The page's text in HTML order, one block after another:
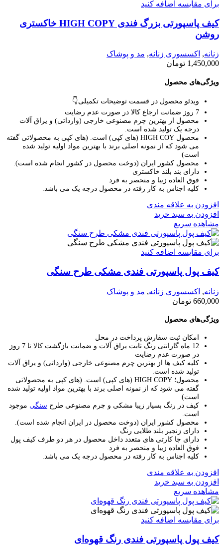
برای مقایسه اضافه کنید
کیف پاسپورتی بزرگ فندی HIGH COPY خاکستری
روشن
زنانه, اکسسوری زنانه, مد و پوشاک
1,450,000 تومان
ویژگی‌های محصول
ویدئو محصول در قسمت توضیحات تکمیلی👇
7 روز ضمانت ارجاع کالا در صورت عدم رضایت
محصول از بهترین چرم مصنوعی خارجی (وارداتی) و یراق آلات
درجه یک تولید شده است.
محصول HIGH COY (های کپی) است.
(های کپی به محصولاتی گفته
می شود که از نمونه اصلی برند با بهترین مواد اولیه تولید شده
است)
محصول کشور ایران (دوخت محصول در کشور انجام شده است).
دارای بند بلند خاکستری
فوق العاده زیبا و منحصر به فرد
کلیه اجناس به کار رفته در محصول درجه یک می باشد.
افزودن به علاقه مندی
افزودن به سبد خرید
مشاهده سریع
برای مقایسه اضافه کنید
کیف پول پاسپورتی فندی مشکی طرح سنگی
زنانه, اکسسوری زنانه, مد و پوشاک
660,000 تومان
ویژگی‌های محصول
امکان ثبت سفارش پرداخت در محل
12 ماه گارانتی رنگ ثابت یراق آلات و ضمانت بازگشت کالا تا 7 روز
در صورت عدم رضایت
کلیه کیف ها از بهترین چرم مصنوعی خارجی (وارداتی) و یراق آلات
تولید شده است.
محصول؛ HIGH COPY (های کپی) است.
(های کپی به محصولاتی
گفته می شود که از نمونه اصلی برند با بهترین مواد اولیه تولید شده
است)
کیف در رنگ بسیار زیبا مشکی و چرم مصنوعی طرح سنگی موجود
است.
محصول کشور ایران (دوخت محصول در ایران انجام شده است).
دارای زنجیر بلند طلایی رنگ
دارای جا کارتی های متعدد داخل محصول در هر دو طرف کیف پول
فوق العاده زیبا و منحصر به فرد
کلیه اجناس به کار رفته در محصول درجه یک می باشد.
افزودن به علاقه مندی
افزودن به سبد خرید
مشاهده سریع
برای مقایسه اضافه کنید
کیف پول پاسپورتی فندی رنگ قهوه‌ای